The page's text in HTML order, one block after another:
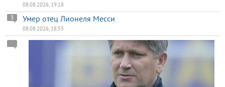
08.08.2026, 19:18
Умер отец Лионеля Месси
3
08.08.2026, 18:55